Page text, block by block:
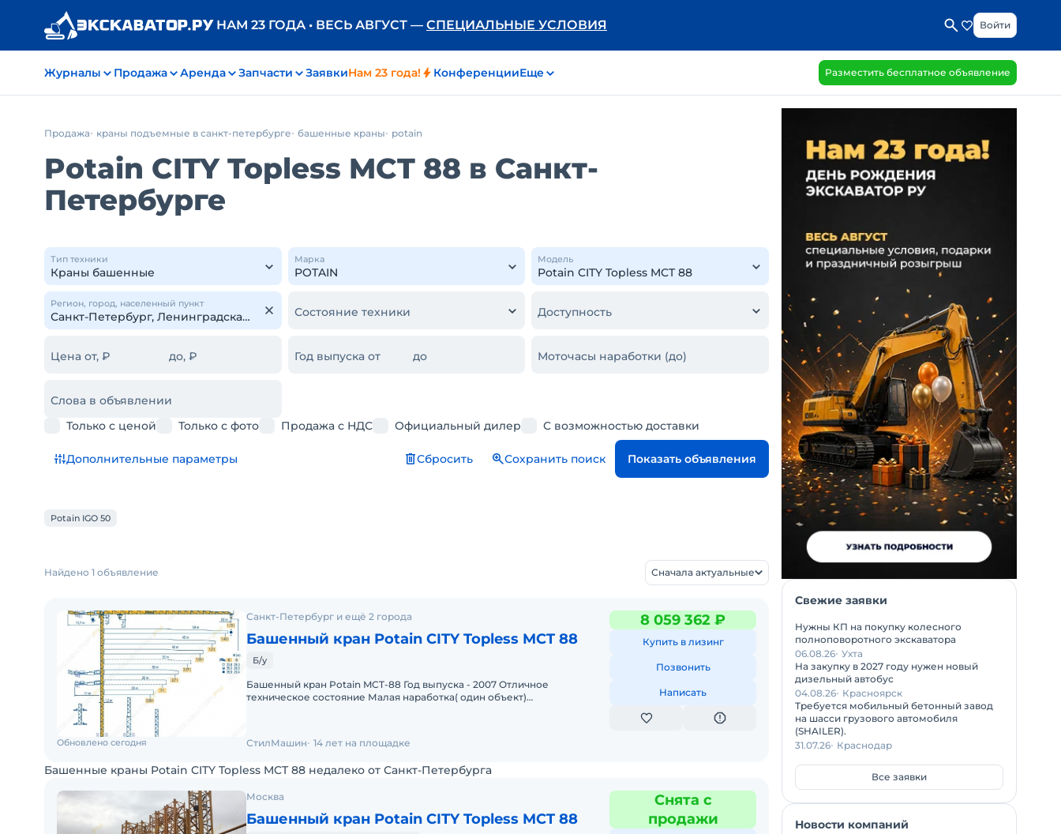
НАМ 23 ГОДА • ВЕСЬ АВГУСТ — СПЕЦИАЛЬНЫЕ УСЛОВИЯ Войти
Журналы Продажа Аренда Запчасти ЗаявкиНам 23 года! КонференцииЕще Разместить бесплатное объявление
Продажа краны подъемные в санкт-петербурге башенные краны potain
Potain CITY Topless MCT 88 в Санкт-
Петербурге
Тип техники Марка Модель
Регион, город, населенный пункт
Состояние техники Доступность
Цена от, ₽ до, ₽ Год выпуска от до Моточасы наработки (до)
Слова в объявлении
Только с ценой
Только с фото Продажа с НДС Официальный дилер С возможностью доставки
Дополнительные параметры Сбросить Сохранить поиск Показать объявления
Potain IGO 50
Найдено 1 объявление Сначала актуальные
Санкт-Петербург и ещё 2 города
Башенный кран Potain CITY Topless MCT 88
Б/у
Башенный кран Potain MCT-88 Год выпуска - 2007 Отличное
техническое состояние Малая наработка( один объект)
8 059 362 ₽
Купить в лизинг
Позвонить
Написать
Обновлено сегодня СтилМашин 14 лет на площадке
Башенные краны Potain CITY Topless MCT 88 недалеко от Санкт-Петербурга
Москва
Башенный кран Potain CITY Topless MCT 88
Снята с
продажи
Свежие заявки
Нужны КП на покупку колесного
полноповоротного экскаватора
06.08.26 Ухта
На закупку в 2027 году нужен новый
дизельный автобус
04.08.26 Красноярск
Требуется мобильный бетонный завод
на шасси грузового автомобиля
(SHAILER).
31.07.26 Краснодар
Все заявки
Новости компаний